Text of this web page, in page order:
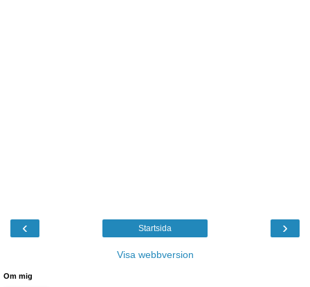
‹ ›
Startsida
Visa webbversion
Om mig